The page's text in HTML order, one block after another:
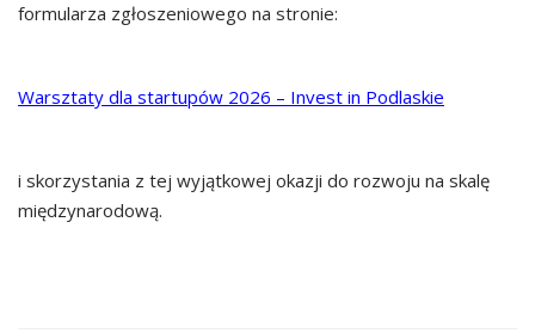
formularza zgłoszeniowego na stronie:
Warsztaty dla startupów 2026 – Invest in Podlaskie
i skorzystania z tej wyjątkowej okazji do rozwoju na skalę
międzynarodową.